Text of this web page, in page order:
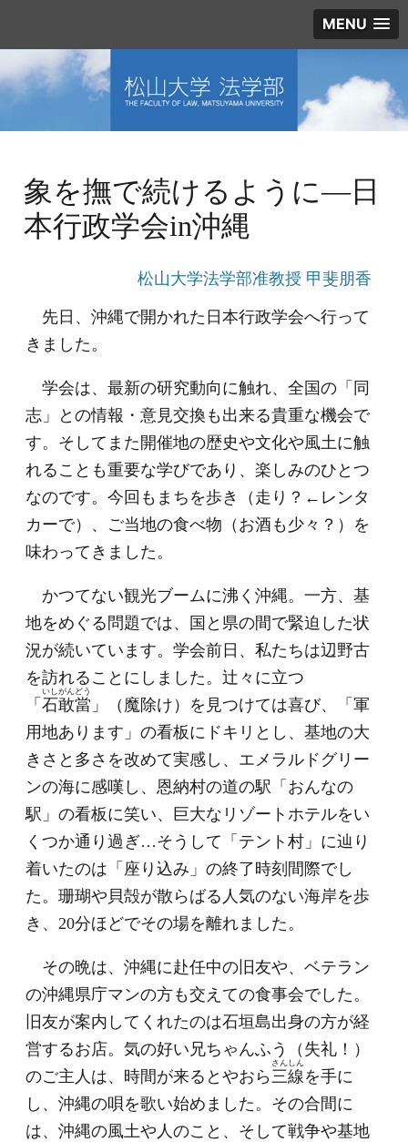
MENU
象を撫で続けるように―日
本行政学会in沖縄
松山大学法学部准教授 甲斐朋香
先日、沖縄で開かれた日本行政学会へ行って
きました。
学会は、最新の研究動向に触れ、全国の「同
志」との情報・意見交換も出来る貴重な機会で
す。そしてまた開催地の歴史や文化や風土に触
れることも重要な学びであり、楽しみのひとつ
なのです。今回もまちを歩き（走り？←レンタ
カーで）、ご当地の食べ物（お酒も少々？）を
味わってきました。
かつてない観光ブームに沸く沖縄。一方、基
地をめぐる問題では、国と県の間で緊迫した状
況が続いています。学会前日、私たちは辺野古
を訪れることにしました。辻々に立つ
「 石敢當
いしがんどう
」（魔除け）を見つけては喜び、「軍
用地あります」の看板にドキリとし、基地の大
きさと多さを改めて実感し、エメラルドグリー
ンの海に感嘆し、恩納村の道の駅「おんなの
駅」の看板に笑い、巨大なリゾートホテルをい
くつか通り過ぎ…そうして「テント村」に辿り
着いたのは「座り込み」の終了時刻間際でし
た。珊瑚や貝殻が散らばる人気のない海岸を歩
き、20分ほどでその場を離れました。
その晩は、沖縄に赴任中の旧友や、ベテラン
の沖縄県庁マンの方も交えての食事会でした。
旧友が案内してくれたのは石垣島出身の方が経
営するお店。気の好い兄ちゃんふう（失礼！）
のご主人は、時間が来るとやおら三線
さんしん
を手に
し、沖縄の唄を歌い始めました。その合間に
は、沖縄の風土や人のこと、そして戦争や基地